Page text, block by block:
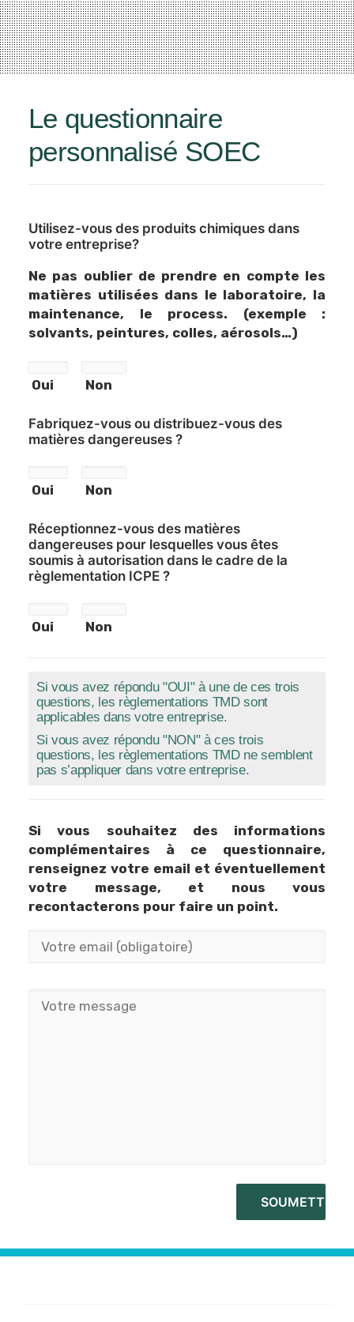
Le questionnaire
personnalisé SOEC
Utilisez-vous des produits chimiques dans
votre entreprise?
Ne pas oublier de prendre en compte les
matières utilisées dans le laboratoire, la
maintenance, le process. (exemple :
solvants, peintures, colles, aérosols…)
Oui Non
Fabriquez-vous ou distribuez-vous des
matières dangereuses ?
Oui Non
Réceptionnez-vous des matières
dangereuses pour lesquelles vous êtes
soumis à autorisation dans le cadre de la
règlementation ICPE ?
Oui Non
Si vous avez répondu "OUI" à une de ces trois
questions, les règlementations TMD sont
applicables dans votre entreprise.
Si vous avez répondu "NON" à ces trois
questions, les règlementations TMD ne semblent
pas s’appliquer dans votre entreprise.
Si vous souhaitez des informations
complémentaires à ce questionnaire,
renseignez votre email et éventuellement
votre message, et nous vous
recontacterons pour faire un point.